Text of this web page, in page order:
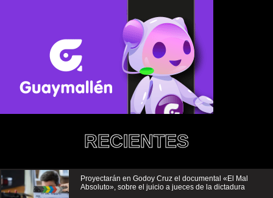
RECIENTES
Proyectarán en Godoy Cruz el documental «El Mal
Absoluto», sobre el juicio a jueces de la dictadura